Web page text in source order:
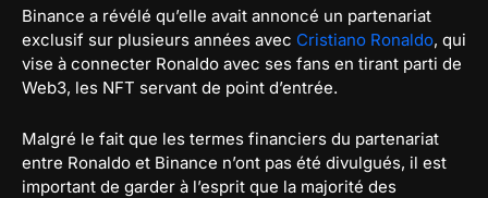
Binance a révélé qu’elle avait annoncé un partenariat
exclusif sur plusieurs années avec Cristiano Ronaldo, qui
vise à connecter Ronaldo avec ses fans en tirant parti de
Web3, les NFT servant de point d’entrée.
Malgré le fait que les termes financiers du partenariat
entre Ronaldo et Binance n’ont pas été divulgués, il est
important de garder à l’esprit que la majorité des